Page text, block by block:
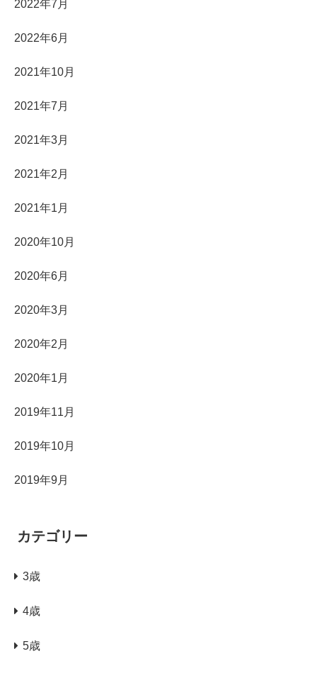
2022年7月
2022年6月
2021年10月
2021年7月
2021年3月
2021年2月
2021年1月
2020年10月
2020年6月
2020年3月
2020年2月
2020年1月
2019年11月
2019年10月
2019年9月
カテゴリー
3歳
4歳
5歳